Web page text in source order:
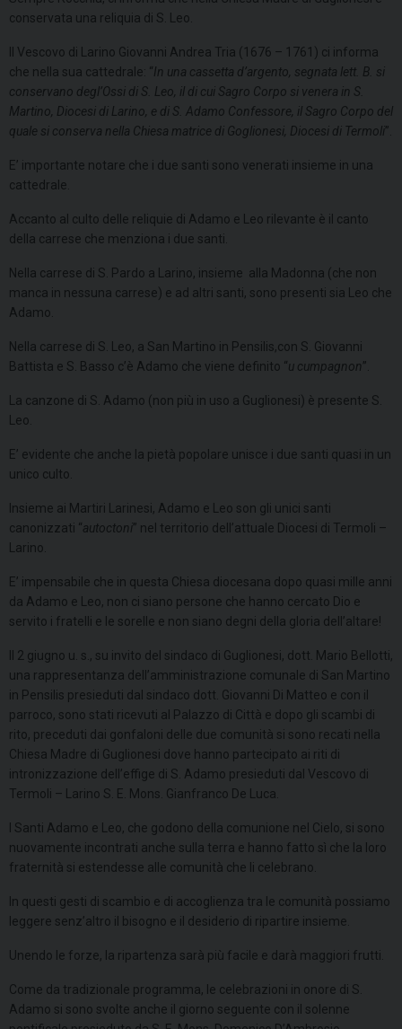
conservata una reliquia di S. Leo.
Il Vescovo di Larino Giovanni Andrea Tria (1676 – 1761) ci informa
che nella sua cattedrale: “In una cassetta d’argento, segnata lett. B. si
conservano degl’Ossi di S. Leo, il di cui Sagro Corpo si venera in S.
Martino, Diocesi di Larino, e di S. Adamo Confessore, il Sagro Corpo del
quale si conserva nella Chiesa matrice di Goglionesi, Diocesi di Termoli”.
E’ importante notare che i due santi sono venerati insieme in una
cattedrale.
Accanto al culto delle reliquie di Adamo e Leo rilevante è il canto
della carrese che menziona i due santi.
Nella carrese di S. Pardo a Larino, insieme alla Madonna (che non
manca in nessuna carrese) e ad altri santi, sono presenti sia Leo che
Adamo.
Nella carrese di S. Leo, a San Martino in Pensilis,con S. Giovanni
Battista e S. Basso c’è Adamo che viene definito “u cumpagnon”.
La canzone di S. Adamo (non più in uso a Guglionesi) è presente S.
Leo.
E’ evidente che anche la pietà popolare unisce i due santi quasi in un
unico culto.
Insieme ai Martiri Larinesi, Adamo e Leo son gli unici santi
canonizzati “autoctoni” nel territorio dell’attuale Diocesi di Termoli –
Larino.
E’ impensabile che in questa Chiesa diocesana dopo quasi mille anni
da Adamo e Leo, non ci siano persone che hanno cercato Dio e
servito i fratelli e le sorelle e non siano degni della gloria dell’altare!
Il 2 giugno u. s., su invito del sindaco di Guglionesi, dott. Mario Bellotti,
una rappresentanza dell’amministrazione comunale di San Martino
in Pensilis presieduti dal sindaco dott. Giovanni Di Matteo e con il
parroco, sono stati ricevuti al Palazzo di Città e dopo gli scambi di
rito, preceduti dai gonfaloni delle due comunità si sono recati nella
Chiesa Madre di Guglionesi dove hanno partecipato ai riti di
intronizzazione dell’effige di S. Adamo presieduti dal Vescovo di
Termoli – Larino S. E. Mons. Gianfranco De Luca.
I Santi Adamo e Leo, che godono della comunione nel Cielo, si sono
nuovamente incontrati anche sulla terra e hanno fatto sì che la loro
fraternità si estendesse alle comunità che li celebrano.
In questi gesti di scambio e di accoglienza tra le comunità possiamo
leggere senz’altro il bisogno e il desiderio di ripartire insieme.
Unendo le forze, la ripartenza sarà più facile e darà maggiori frutti.
Come da tradizionale programma, le celebrazioni in onore di S.
Adamo si sono svolte anche il giorno seguente con il solenne